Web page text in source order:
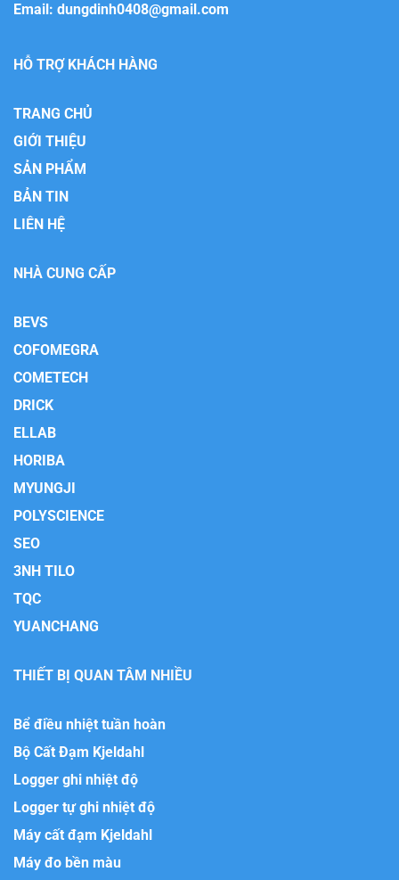
Email: dungdinh0408@gmail.com
HỖ TRỢ KHÁCH HÀNG
TRANG CHỦ
GIỚI THIỆU
SẢN PHẨM
BẢN TIN
LIÊN HỆ
NHÀ CUNG CẤP
BEVS
COFOMEGRA
COMETECH
DRICK
ELLAB
HORIBA
MYUNGJI
POLYSCIENCE
SEO
3NH TILO
TQC
YUANCHANG
THIẾT BỊ QUAN TÂM NHIỀU
Bể điều nhiệt tuần hoàn
Bộ Cất Đạm Kjeldahl
Logger ghi nhiệt độ
Logger tự ghi nhiệt độ
Máy cất đạm Kjeldahl
Máy đo bền màu